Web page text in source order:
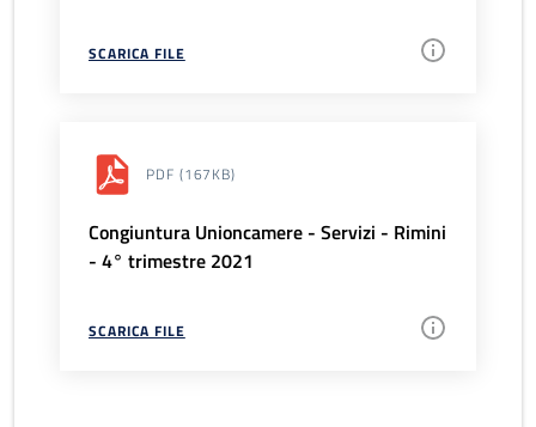
SCARICA FILE
PDF (167KB)
Congiuntura Unioncamere - Servizi - Rimini
- 4° trimestre 2021
SCARICA FILE